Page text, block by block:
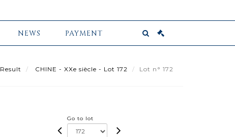
NEWS PAYMENT
Result CHINE - XXe siècle - Lot 172 Lot n° 172
Go to lot